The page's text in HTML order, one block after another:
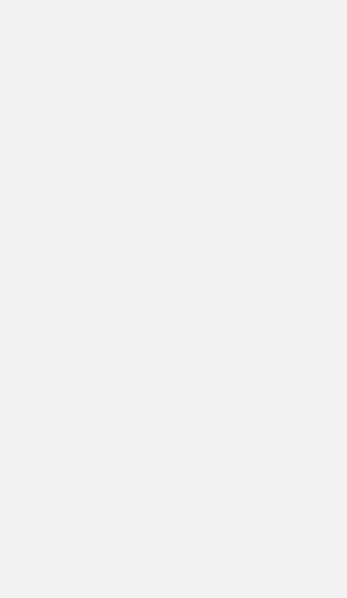
Power over Ethernet (bis 4PPoE mit einer
100 W), einem Übertragungsstandard
einer Statusanzeige und der Möglichkeit zur
moderne Anwendungen gerüstet.
4PPOE ist ein Kombi-Ableiter (Type 1) mit
von 4 kA (10/350 μs). Der
Überspannungsableiter ist an allen
von LPZ 0A bis LPZ 1 und höher
Schutz unter Beachtung des
nach DIN EN 62305 sicher. Über einen
kann ein zusätzlicher
werden.
von Dehnpatch lässt den Einsatz in
Netzwerken zu. Eine direkte Erdung
Durch eine Baubreite von 19 mm
bis zu 24 Geräte in einer Reihe
werden. Dehnpatch ist der erste Ableiter
integrierten optischen Statusanzeige
eindeutig den Zustand des Ableiters